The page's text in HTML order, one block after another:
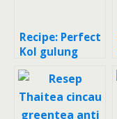
Recipe: Perfect
Kol gulung
tuna tahu
telur diet
sambel pecel
healthy food